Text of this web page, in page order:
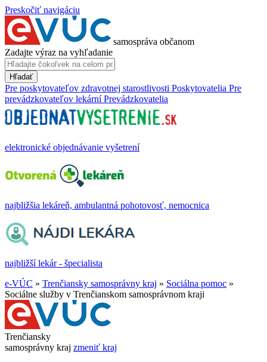
Preskočiť navigáciu
samospráva občanom
Zadajte výraz na vyhľadanie
Hľadať
Pre poskytovateľov zdravotnej starostlivosti Poskytovatelia Pre
prevádzkovateľov lekární Prevádzkovatelia
elektronické objednávanie vyšetrení
najbližšia lekáreň, ambulantná pohotovosť, nemocnica
najbližší lekár - špecialista
e-VÚC » Trenčiansky samosprávny kraj » Sociálna pomoc »
Sociálne služby v Trenčianskom samosprávnom kraji
Trenčiansky
samosprávny kraj zmeniť kraj